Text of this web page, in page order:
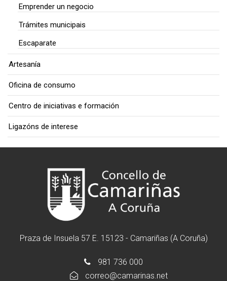
Emprender un negocio
Trámites municipais
Escaparate
Artesanía
Oficina de consumo
Centro de iniciativas e formación
Ligazóns de interese
Praza de Insuela 57 E. 15123 - Camariñas (A Coruña)
981 736 000
correo@camarinas.net